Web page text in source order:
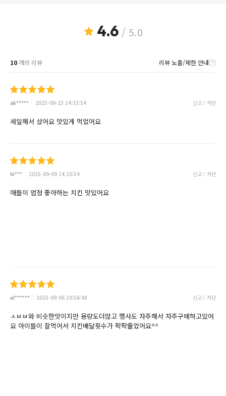
4.6/ 5.0
10개의 리뷰 리뷰 노출/제한 안내
ak***** 2025-09-23 14:33:54 신고 / 차단
세일해서 샀어요 맛있게 먹었어요
hi*** 2025-09-09 14:10:54 신고 / 차단
애들이 엄청 좋아하는 치킨 맛있어요
ul****** 2025-09-06 19:56:48 신고 / 차단
ㅅㅂㅂ와 비슷한맛이지만 용량도더많고 행사도 자주해서 자주구매하고있어
요 아이들이 잘먹어서 치킨배달횟수가 팍팍줄었어요^^